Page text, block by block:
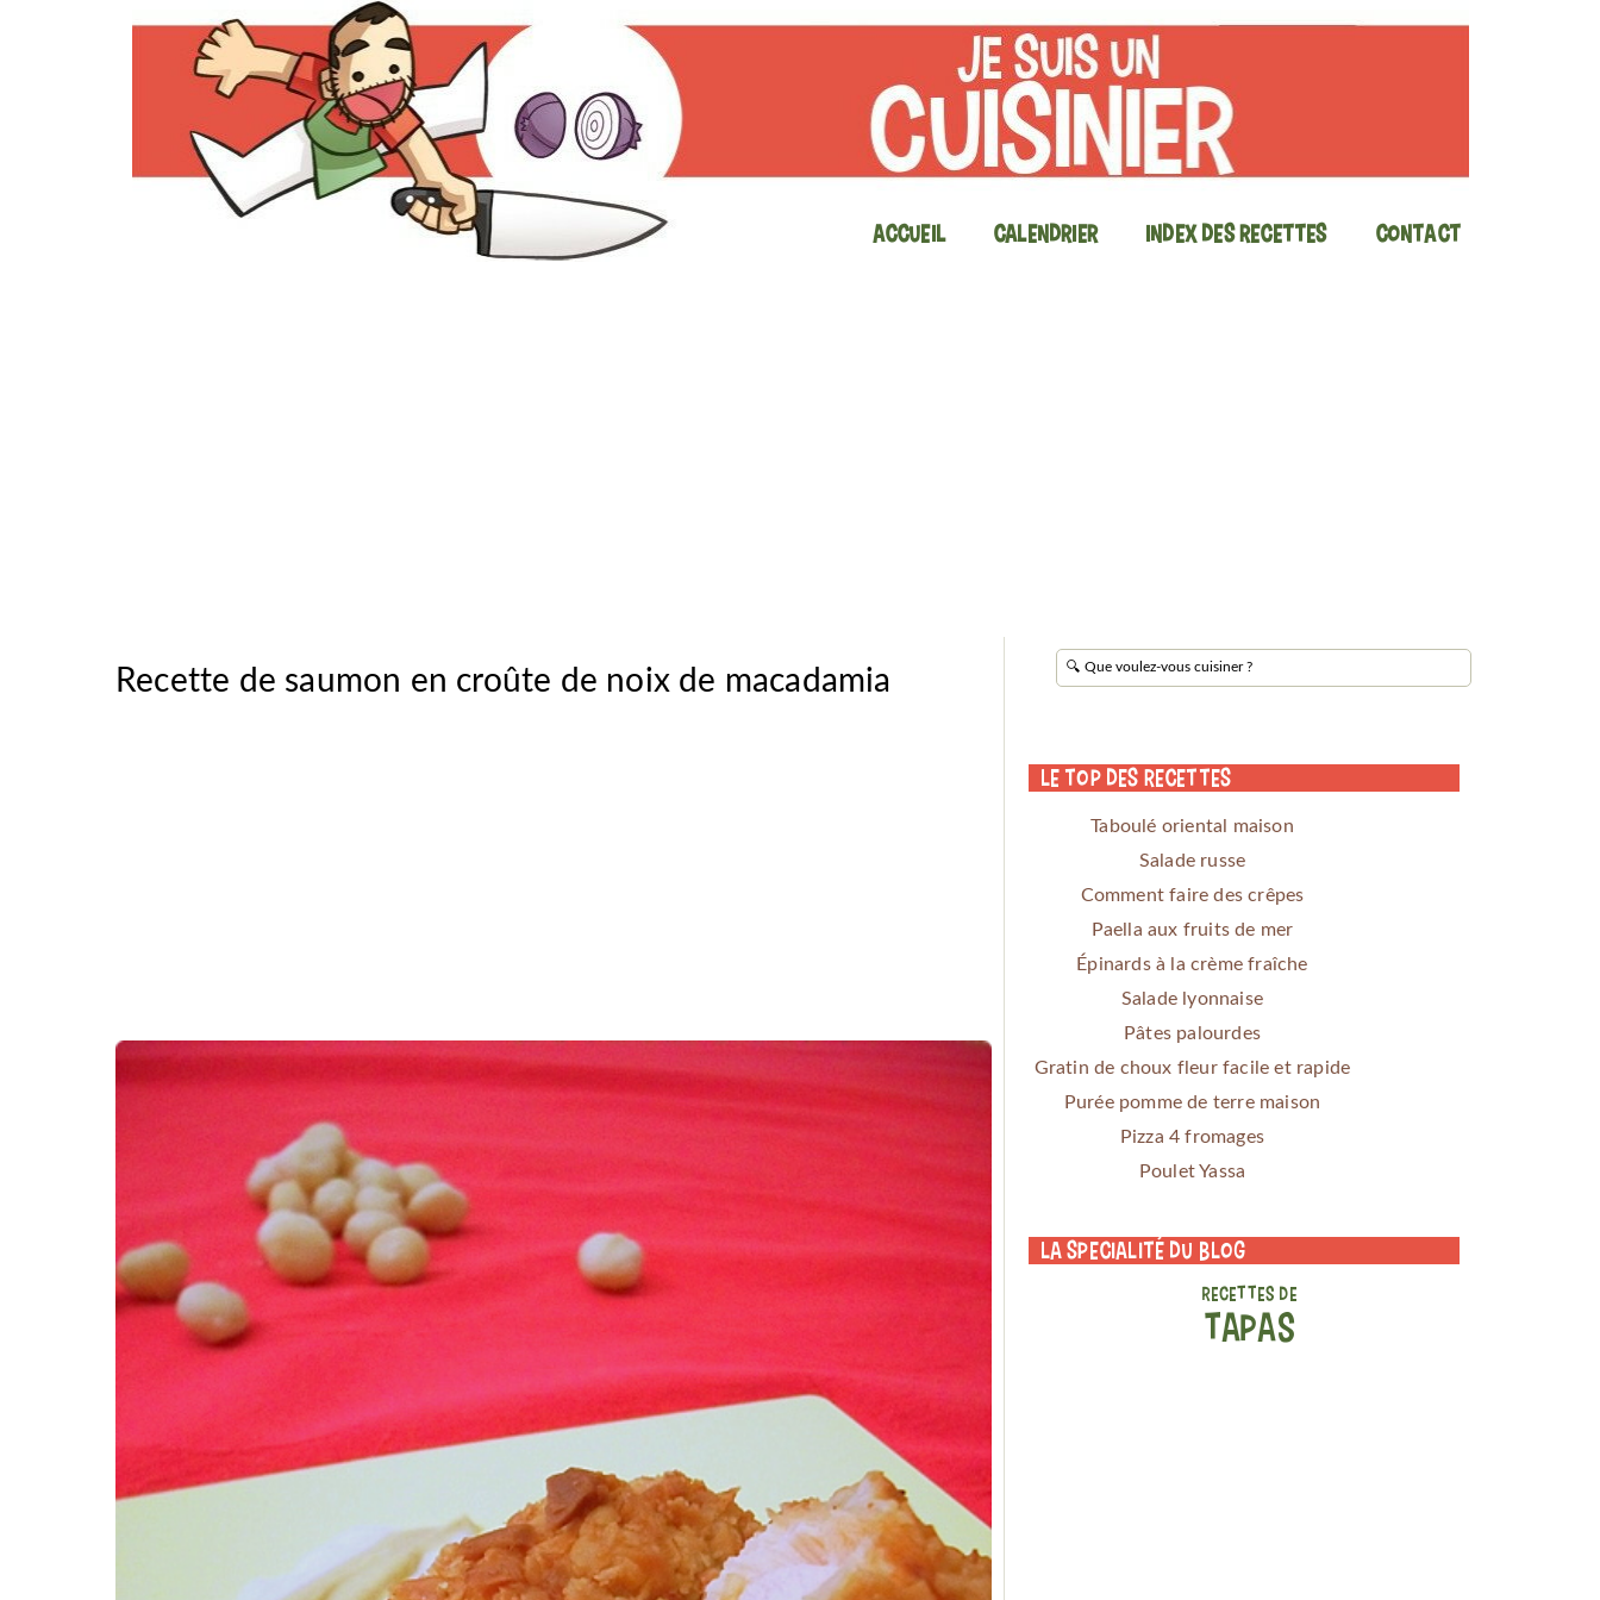
Accueil Calendrier Index des recettes Contact
Recette de saumon en croûte de noix de macadamia
Le Top des Recettes
Taboulé oriental maison
Salade russe
Comment faire des crêpes
Paella aux fruits de mer
Épinards à la crème fraîche
Salade lyonnaise
Pâtes palourdes
Gratin de choux fleur facile et rapide
Purée pomme de terre maison
Pizza 4 fromages
Poulet Yassa
La specialité du blog
RECETTES DE
TAPAS